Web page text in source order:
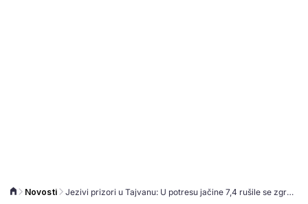
Novosti Jezivi prizori u Tajvanu: U potresu jačine 7,4 rušile se zgrade